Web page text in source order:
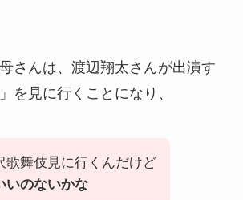
さんは、渡辺翔太さんが出演す
を見に行くことになり、
歌舞伎見に行くんだけど
いのないかな